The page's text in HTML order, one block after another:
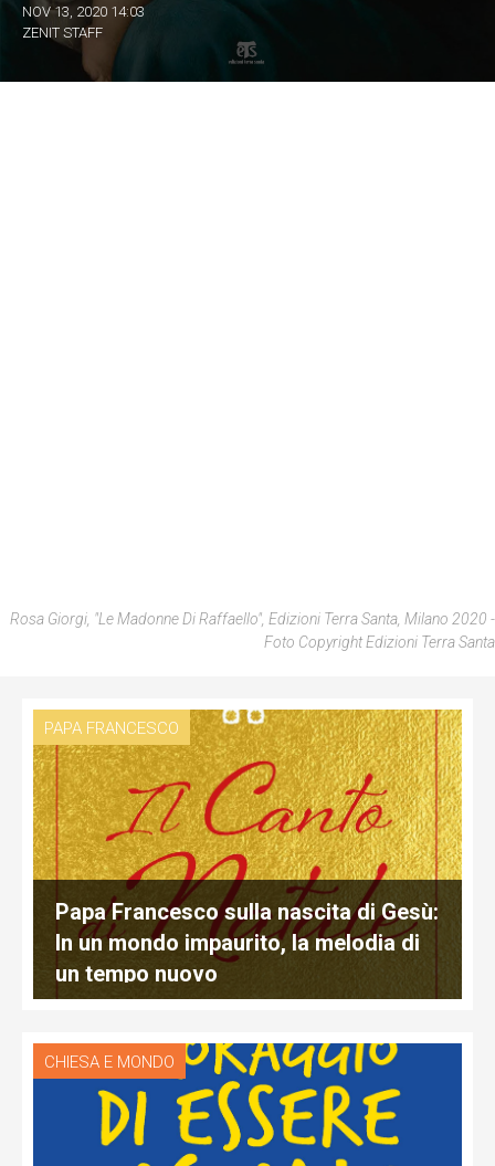
NOV 13, 2020 14:03
ZENIT STAFF
Rosa Giorgi, "Le Madonne Di Raffaello", Edizioni Terra Santa, Milano 2020 -
Foto Copyright Edizioni Terra Santa
PAPA FRANCESCO
Papa Francesco sulla nascita di Gesù:
In un mondo impaurito, la melodia di
un tempo nuovo
CHIESA E MONDO